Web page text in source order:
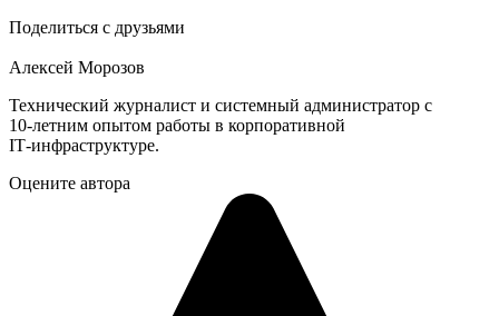
Поделиться с друзьями
Алексей Морозов
Технический журналист и системный администратор с
10‑летним опытом работы в корпоративной
IT‑инфраструктуре.
Оцените автора